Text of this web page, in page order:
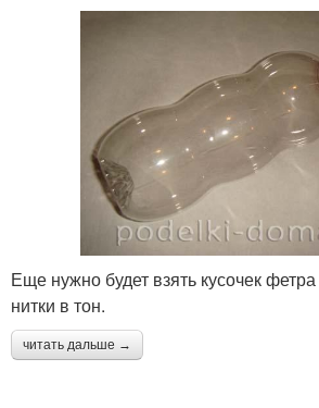
Еще нужно будет взять кусочек
нитки в тон.
читать дальше →